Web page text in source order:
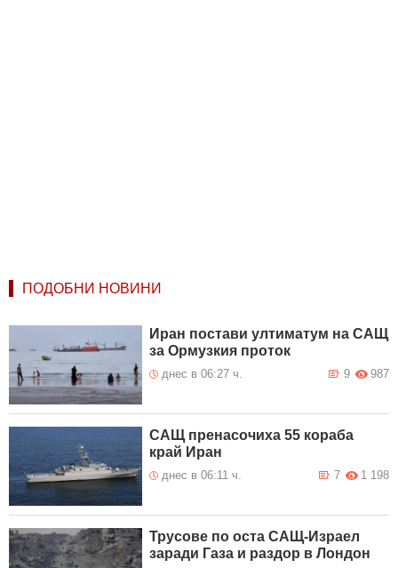
ПОДОБНИ НОВИНИ
Иран постави ултиматум на САЩ
за Ормузкия проток
днес в 06:27 ч. 987
9
САЩ пренасочиха 55 кораба
край Иран
днес в 06:11 ч. 1 198
7
Трусове по оста САЩ-Израел
заради Газа и раздор в Лондон